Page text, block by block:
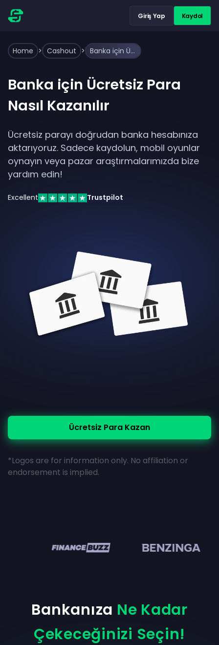
Giriş Yap Kaydol
Home > Cashout > Banka için Ücretsiz Para Nasıl Kazanılır
Banka için Ücretsiz Para
Nasıl Kazanılır
Ücretsiz parayı doğrudan banka hesabınıza
aktarıyoruz. Sadece kaydolun, mobil oyunlar
oynayın veya pazar araştırmalarımızda bize
yardım edin!
Excellent Trustpilot
Ücretsiz Para Kazan
*Logos are for information only. No affiliation or
endorsement is implied.
Bankanıza Ne Kadar
Çekeceğinizi Seçin!